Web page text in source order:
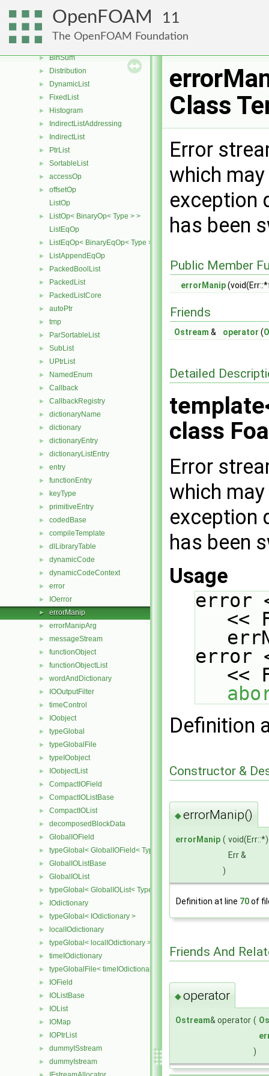
OpenFOAM 11
The OpenFOAM Foundation
► FIFOStack
► LIFOStack
►
► BinSum
► Distribution
► DynamicList
► FixedList
► Histogram
► IndirectListAddressing
► IndirectList
► PtrList
► SortableList
► accessOp
►
offsetOp
ListOp
►
ListOp< BinaryOp< Type > >
ListEqOp
► ListEqOp< BinaryEqOp< Type > >
► ListAppendEqOp
► PackedBoolList
► PackedList
► PackedListCore
► autoPtr
► tmp
► ParSortableList
► SubList
► UPtrList
► NamedEnum
► Callback
► CallbackRegistry
► dictionaryName
► dictionary
► dictionaryEntry
► dictionaryListEntry
► entry
► functionEntry
► keyType
► primitiveEntry
► codedBase
► compileTemplate
► dlLibraryTable
► dynamicCode
► dynamicCodeContext
► error
► IOerror
► errorManip
► errorManipArg
► messageStream
► functionObject
► functionObjectList
► wordAndDictionary
► IOOutputFilter
► timeControl
► IOobject
► typeGlobal
► typeGlobalFile
► typeIOobject
► IOobjectList
► CompactIOField
► CompactIOListBase
► CompactIOList
► decomposedBlockData
► GlobalIOField
► typeGlobal< GlobalIOField< Type > >
► GlobalIOListBase
► GlobalIOList
► typeGlobal< GlobalIOList< Type > >
► IOdictionary
► typeGlobal< IOdictionary >
► localIOdictionary
► typeGlobal< localIOdictionary >
► timeIOdictionary
► typeGlobalFile< timeIOdictionary >
► IOField
► IOListBase
► IOList
► IOMap
► IOPtrList
► dummyISstream
► dummyIstream
Class
Error
which
exception
has been
Public Member
errorManip
Friends
Ostream & operator (
Detailed
class
Error
which
exception
has been
Usage
error
<<
error
Definition
Constructor &
◆errorManip()
errorManip (
Err &
)
Definition at line 70of
Friends And
◆operator
Ostream& operator (
)